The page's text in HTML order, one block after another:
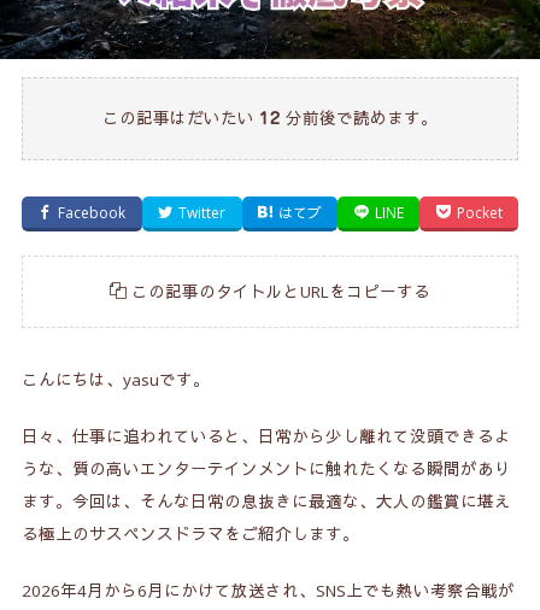
この記事はだいたい 12 分前後で読めます。
Facebook Twitter はてブ LINE Pocket
この記事のタイトルとURLをコピーする
こんにちは、yasuです。
日々、仕事に追われていると、日常から少し離れて没頭できるよ
うな、質の高いエンターテインメントに触れたくなる瞬間があり
ます。今回は、そんな日常の息抜きに最適な、大人の鑑賞に堪え
る極上のサスペンスドラマをご紹介します。
2026年4月から6月にかけて放送され、SNS上でも熱い考察合戦が